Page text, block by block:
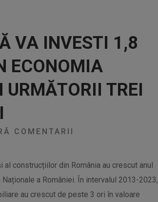
VA INVESTI 1,8
ECONOMIA
URMĂTORII TREI
COMENTARII
construcțiilor din România au crescut anul
a României. În intervalul 2013-2023,
au crescut de peste 3 ori în valoare